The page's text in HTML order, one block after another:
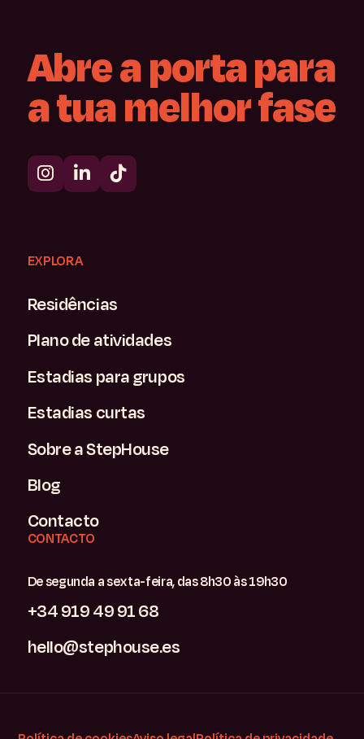
Abreaportapara
atuamelhorfase
EXPLORA
Residências
Plano de atividades
Estadias para grupos
Estadias curtas
Sobre a StepHouse
Blog
Contacto
CONTACTO
De segunda a sexta-feira, das 8h30 às 19h30
+34 919 49 91 68
hello@stephouse.es